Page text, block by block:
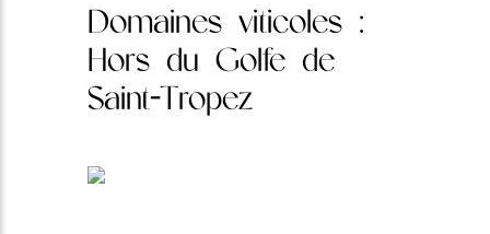
Domaines viticoles :
Hors du Golfe de
Saint-Tropez